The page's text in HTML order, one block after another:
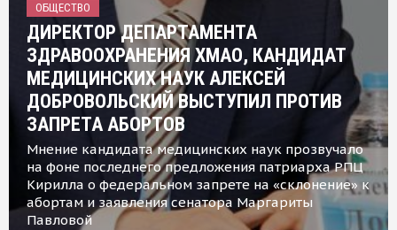
ОБЩЕСТВО
ДИРЕКТОР ДЕПАРТАМЕНТА
ЗДРАВООХРАНЕНИЯ ХМАО, КАНДИДАТ
МЕДИЦИНСКИХ НАУК АЛЕКСЕЙ
ДОБРОВОЛЬСКИЙ ВЫСТУПИЛ ПРОТИВ
ЗАПРЕТА АБОРТОВ
Мнение кандидата медицинских наук прозвучало
на фоне последнего предложения патриарха РПЦ
Кирилла о федеральном запрете на «склонение» к
абортам и заявления сенатора Маргариты
Павловой